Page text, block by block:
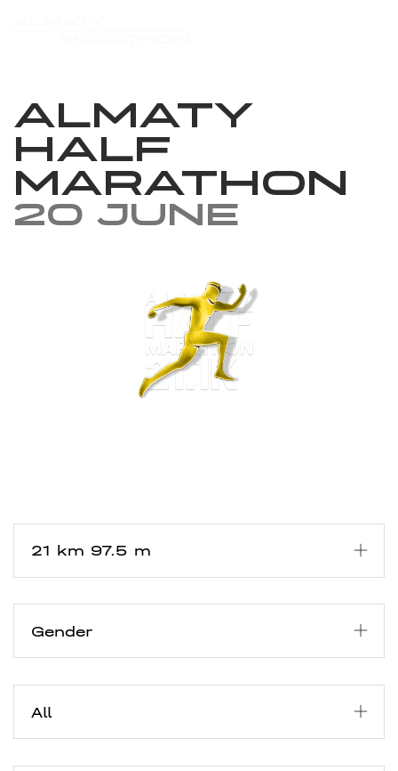
Almaty
Half
Marathon
20 June